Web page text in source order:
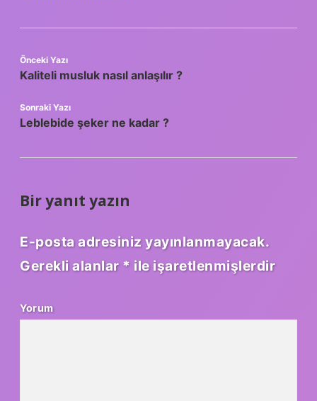
Önceki Yazı
Kaliteli musluk nasıl anlaşılır ?
Sonraki Yazı
Leblebide şeker ne kadar ?
Bir yanıt yazın
E-posta adresiniz yayınlanmayacak.
Gerekli alanlar * ile işaretlenmişlerdir
Yorum